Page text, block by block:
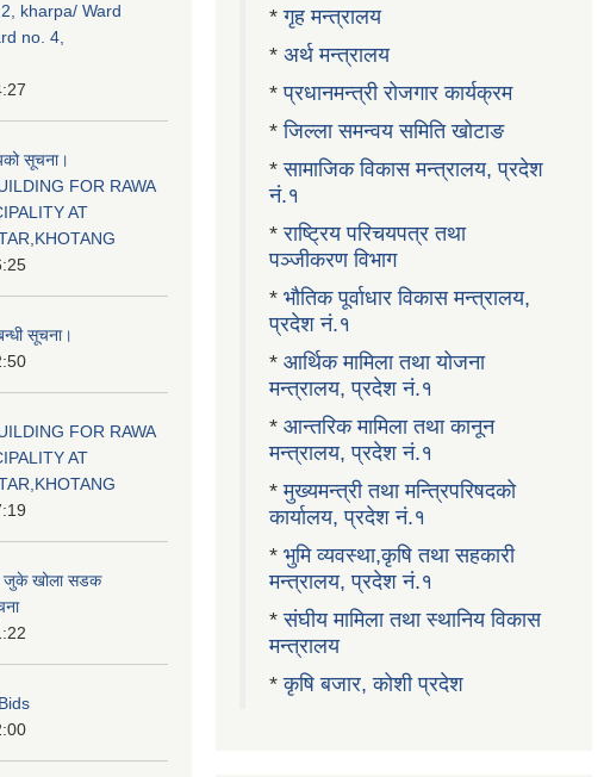
kharpa/ Ward
no. 4,
सूचना।
FOR RAWA
AT
सूचना।
FOR RAWA
AT
जुके खोला सडक
*गृह मन्त्रालय
* अर्थ मन्त्रालय
*प्रधानमन्त्री रोजगार कार्यक्रम
*जिल्ला समन्वय समिति खोटाङ
*सामाजिक विकास मन्त्रालय, प्रदेश
नं.१
*राष्ट्रिय परिचयपत्र तथा
पञ्जीकरण विभाग
* भौतिक पूर्वाधार विकास मन्त्रालय,
प्रदेश नं.१
* आर्थिक मामिला तथा योजना
मन्त्रालय, प्रदेश नं.१
* आन्तरिक मामिला तथा कानून
मन्त्रालय, प्रदेश नं.१
*मुख्यमन्त्री तथा मन्त्रिपरिषदको
कार्यालय, प्रदेश नं.१
* भुमि व्यवस्था,कृषि तथा सहकारी
मन्त्रालय, प्रदेश नं.१
*संघीय मामिला तथा स्थानिय विकास
मन्त्रालय
*कृषि बजार, कोशी प्रदेश